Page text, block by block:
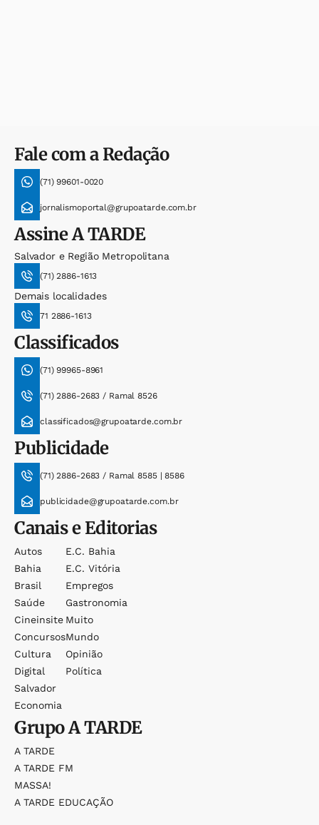
Fale com a Redação
(71) 99601-0020
jornalismoportal@grupoatarde.com.br
AssineA TARDE
Salvador e Região Metropolitana
(71) 2886-1613
Demais localidades
71 2886-1613
Classificados
(71) 99965-8961
(71) 2886-2683 / Ramal 8526
classificados@grupoatarde.com.br
Publicidade
(71) 2886-2683 / Ramal 8585 | 8586
publicidade@grupoatarde.com.br
Canais e Editorias
Autos
Bahia
Brasil
Saúde
Cineinsite
Concursos
Cultura
Digital
Salvador
Economia
E.c. Bahia
E.c. Vitória
Empregos
Gastronomia
Muito
Mundo
Opinião
Política
GrupoA TARDE
A TARDE
A TARDE FM
MASSA!
A TARDE EDUCAÇÃO